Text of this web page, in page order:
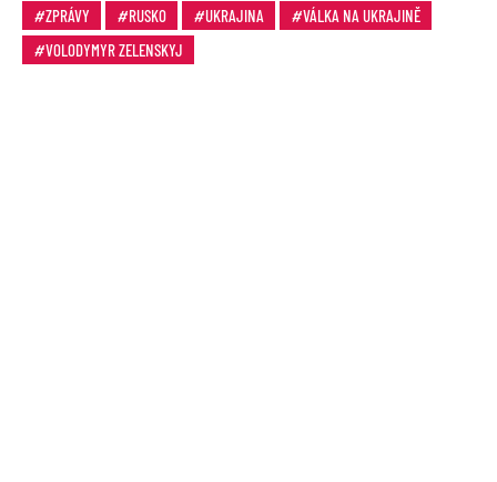
ZPRÁVY RUSKO UKRAJINA
VÁLKA NA UKRAJINĚ
VOLODYMYR ZELENSKYJ